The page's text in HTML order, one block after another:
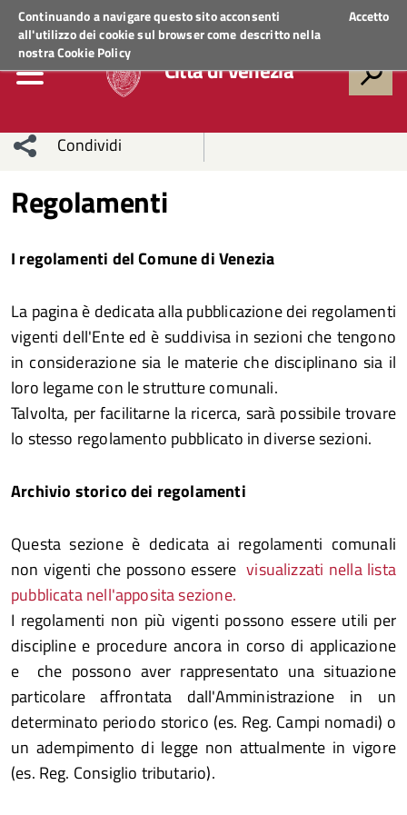
Continuando a navigare questo sito acconsenti
all'utilizzo dei cookie sul browser come descritto nella
nostraCookie Policy
Accetto
Regione VenetoACCEDI AI SERVIZI
Città di Venezia
Condividi
network
Condividi
Condividi
Facebook
su
Twitter
Condividi
su
Facebook
Condividi
su
Whatsapp
Regolamenti
I regolamenti del Comune di Venezia
La pagina è dedicata alla pubblicazione dei regolamenti
vigenti dell'Ente ed è suddivisa in sezioni che tengono
in considerazione sia le materie che disciplinano sia il
loro legame con le strutture comunali.
Talvolta, per facilitarne la ricerca, sarà possibile trovare
lo stesso regolamento pubblicato in diverse sezioni.
Archivio storico dei regolamenti
Questa sezione è dedicata ai regolamenti comunali
non vigenti che possono esserevisualizzati nella lista
pubblicata nell'apposita sezione.
I regolamenti non più vigenti possono essere utili per
discipline e procedure ancora in corso di applicazione
e che possono aver rappresentato una situazione
particolare affrontata dall'Amministrazione in un
determinato periodo storico (es. Reg. Campi nomadi) o
un adempimento di legge non attualmente in vigore
(es. Reg. Consiglio tributario).